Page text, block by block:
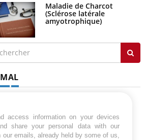
Maladie de Charcot
(Sclérose latérale
amyotrophique)
access information on your devices
share your personal data with our
emails, already held by some of us,